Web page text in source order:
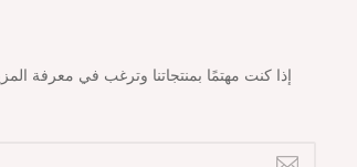
إذا كنت مهتمًا بمنتجاتنا وترغب في معرفة